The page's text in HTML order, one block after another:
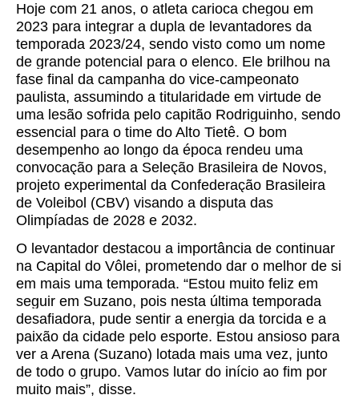
Hoje com 21 anos, o atleta carioca chegou em
2023 para integrar a dupla de levantadores da
temporada 2023/24, sendo visto como um nome
de grande potencial para o elenco. Ele brilhou na
fase final da campanha do vice-campeonato
paulista, assumindo a titularidade em virtude de
uma lesão sofrida pelo capitão Rodriguinho, sendo
essencial para o time do Alto Tietê. O bom
desempenho ao longo da época rendeu uma
convocação para a Seleção Brasileira de Novos,
projeto experimental da Confederação Brasileira
de Voleibol (CBV) visando a disputa das
Olimpíadas de 2028 e 2032.
O levantador destacou a importância de continuar
na Capital do Vôlei, prometendo dar o melhor de si
em mais uma temporada. “Estou muito feliz em
seguir em Suzano, pois nesta última temporada
desafiadora, pude sentir a energia da torcida e a
paixão da cidade pelo esporte. Estou ansioso para
ver a Arena (Suzano) lotada mais uma vez, junto
de todo o grupo. Vamos lutar do início ao fim por
muito mais”, disse.